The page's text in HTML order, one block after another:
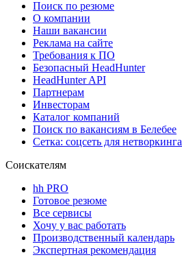
Поиск по резюме
О компании
Наши вакансии
Реклама на сайте
Требования к ПО
Безопасный HeadHunter
HeadHunter API
Партнерам
Инвесторам
Каталог компаний
Поиск по вакансиям в Белебее
Сетка: соцсеть для нетворкинга
Соискателям
hh PRO
Готовое резюме
Все сервисы
Хочу у вас работать
Производственный календарь
Экспертная рекомендация